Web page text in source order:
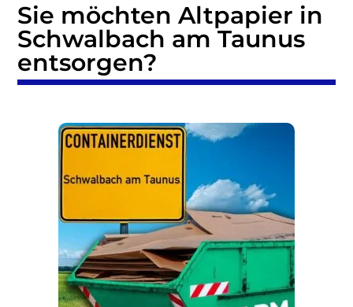
Sie möchten Altpapier in
Schwalbach am Taunus
entsorgen?